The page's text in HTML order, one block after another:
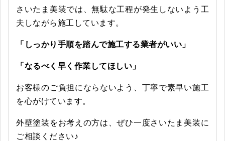
さいたま美装では、無駄な工程が発生しないよう工
夫しながら施工しています。
「しっかり手順を踏んで施工する業者がいい」
「なるべく早く作業してほしい」
お客様のご負担にならないよう、丁寧で素早い施工
を心がけています。
外壁塗装をお考えの方は、ぜひ一度さいたま美装に
ご相談ください♪